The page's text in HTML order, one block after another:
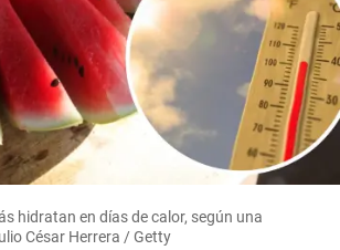
hidratan en días de calor, según una
César Herrera / Getty